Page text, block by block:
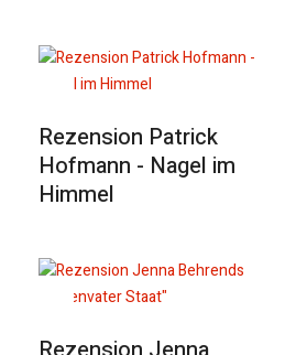
Rezension Patrick
Hofmann - Nagel im
Himmel